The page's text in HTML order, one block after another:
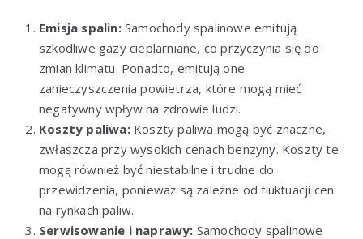
Emisja spalin:Samochody spalinowe emitują
szkodliwe gazy cieplarniane, co przyczynia się do
zmian klimatu. Ponadto, emitują one
zanieczyszczenia powietrza, które mogą mieć
negatywny wpływ na zdrowie ludzi.
Koszty paliwa:Koszty paliwa mogą być znaczne,
zwłaszcza przy wysokich cenach benzyny. Koszty te
mogą również być niestabilne i trudne do
przewidzenia, ponieważ są zależne od fluktuacji cen
na rynkach paliw.
Serwisowanie i naprawy: Samochody spalinowe